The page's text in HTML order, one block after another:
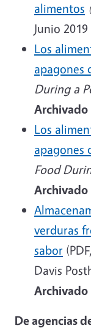
alimentos
Junio 2019
Los
apagones
During a
Archivado
Los
apagones
Food
Archivado
verduras
sabor
Davis
Archivado
De agencias